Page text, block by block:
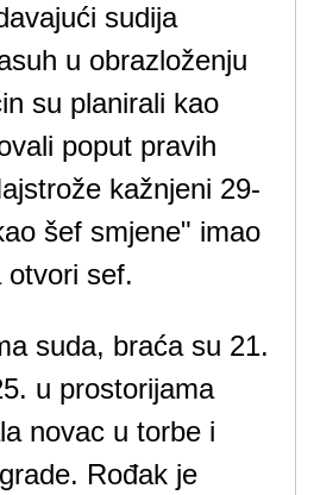
sudija
u obrazloženju
su planirali kao
poput pravih
kažnjeni 29-
šef smjene" imao
otvori sef.
suda, braća su 21.
u prostorijama
novac u torbe i
Rođak je